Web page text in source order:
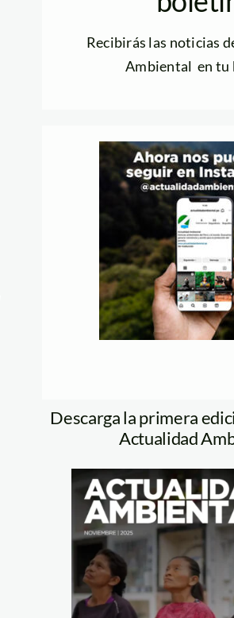
Recibirás las noticias
Ambiental en tu
Descarga la primera
Actualidad